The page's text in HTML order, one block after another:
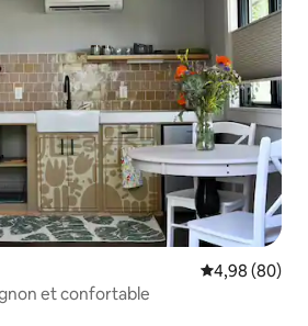
Évaluation
4,98 (80)
et confortable